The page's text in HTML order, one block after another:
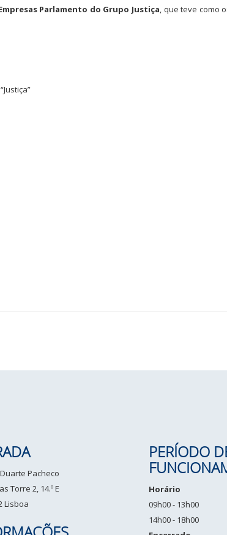
Parlamento do Grupo Justiça, que teve como
Pacheco
Torre 2, 14.º E
Lisboa
PERÍODO
Horário
09h00 - 13h00
14h00 - 18h00